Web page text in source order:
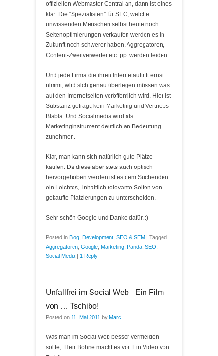
offiziellen Webmaster Central an, dann ist eines
klar: Die “Spezialisten” für SEO, welche
unwissenden Menschen selbst heute noch
Seitenoptimierungen verkaufen werden es in
Zukunft noch schwerer haben. Aggregatoren,
Content-Zweitverwerter etc. pp. werden leiden.
Und jede Firma die ihren Internetauftritt ernst
nimmt, wird sich genau überlegen müssen was
auf den Internetseiten veröffentlich wird. Hier ist
Substanz gefragt, kein Marketing und Vertriebs-
Blabla. Und Socialmedia wird als
Marketinginstrument deutlich an Bedeutung
zunehmen.
Klar, man kann sich natürlich gute Plätze
kaufen. Da diese aber stets auch optisch
hervorgehoben werden ist es dem Suchenden
ein Leichtes, inhaltlich relevante Seiten von
gekaufte Platzierungen zu unterscheiden.
Sehr schön Google und Danke dafür. :)
Posted in Blog Development SEO & SEM | Tagged
Aggregatoren Google Marketing Panda SEO
Social Media | 1 Reply
Unfallfrei im Social Web - Ein Film
von … Tschibo!
Posted on 11. Mai 2011 by Marc
Was man im Social Web besser vermeiden
sollte, Herr Bohne macht es vor. Ein Video von